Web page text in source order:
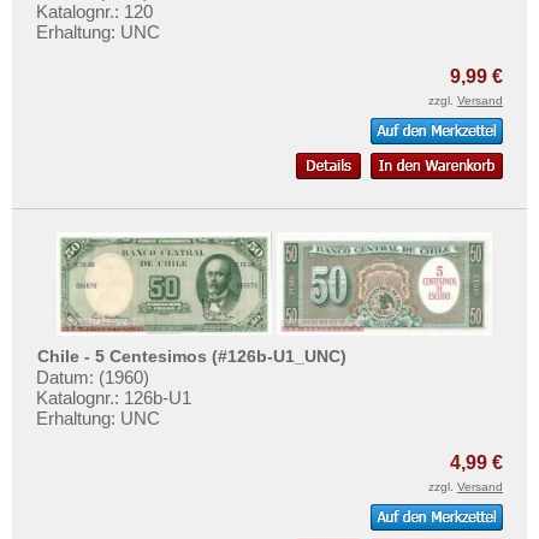
Falkland Inseln
Honduras
Jamaica
Jason Islands
Kanada
Kolumbien
Testbanknoten
Banknotenbriefe
Kontakt
Informationen
Preislisten
Ankauf
Erhaltungsgrade
Katalognr.: 120
Erhaltung: UNC
9,99 €
zzgl. Versand
Chile - 5 Centesimos (#126b-U1_UNC)
Datum: (1960)
Katalognr.: 126b-U1
Erhaltung: UNC
4,99 €
zzgl. Versand